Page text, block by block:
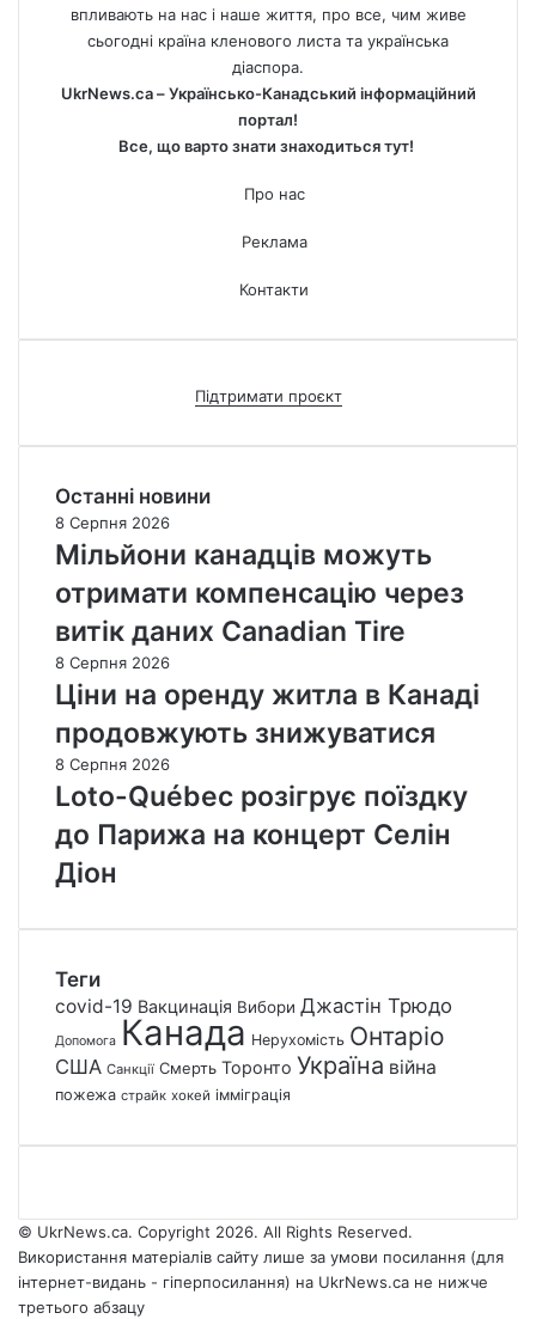
впливають на нас і наше життя, про все, чим живе
сьогодні країна кленового листа та українська
діаспора.
UkrNews.ca – Українсько-Канадський інформаційний
портал!
Все, що варто знати знаходиться тут!
Про нас
Реклама
Контакти
Підтримати проєкт
Останні новини
8 Серпня 2026
Мільйони канадців можуть
отримати компенсацію через
витік даних Canadian Tire
8 Серпня 2026
Ціни на оренду житла в Канаді
продовжують знижуватися
8 Серпня 2026
Loto-Québec розігрує поїздку
до Парижа на концерт Селін
Діон
Теги
covid-19 Вакцинація Вибори Джастін Трюдо
Допомога Канада Нерухомість Онтаріо
США Санкції Смерть Торонто Україна війна
пожежа страйк хокей імміграція
© UkrNews.ca. Copyright 2026. All Rights Reserved.
Використання матеріалів сайту лише за умови посилання (для
інтернет-видань - гіперпосилання) на UkrNews.ca не нижче
третього абзацу